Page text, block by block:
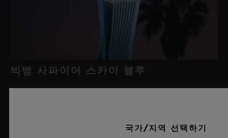
빅뱅 사파이어 스카이 블루
을 자랑하는 위블로가 새로운 빅뱅 사파이어 스카이 블루를 선보
국가/지역 선택하기